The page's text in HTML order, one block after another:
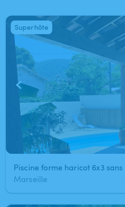
1/3
Marseille
Superhôte